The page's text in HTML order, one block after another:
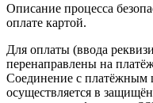
Описание процесса
оплате картой.
Для оплаты (ввода
перенаправлены на
Соединение с платёжным
осуществляется в